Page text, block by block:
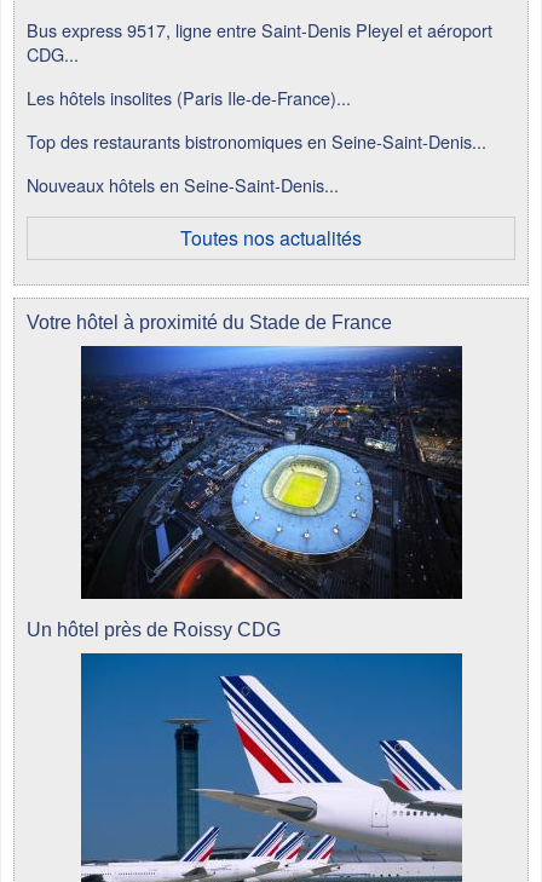
Bus express 9517, ligne entre Saint-Denis Pleyel et aéroport
CDG...
Les hôtels insolites (Paris Ile-de-France)...
Top des restaurants bistronomiques en Seine-Saint-Denis...
Nouveaux hôtels en Seine-Saint-Denis...
Toutes nos actualités
Votre hôtel à proximité du Stade de France
Un hôtel près de Roissy CDG